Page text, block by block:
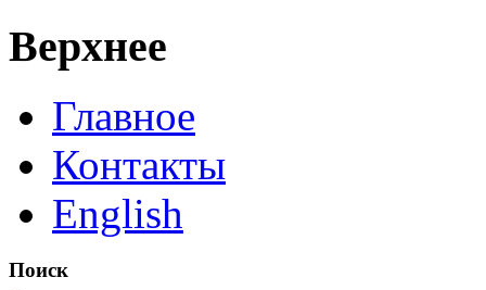
Верхнее
Главное
Контакты
English
Поиск